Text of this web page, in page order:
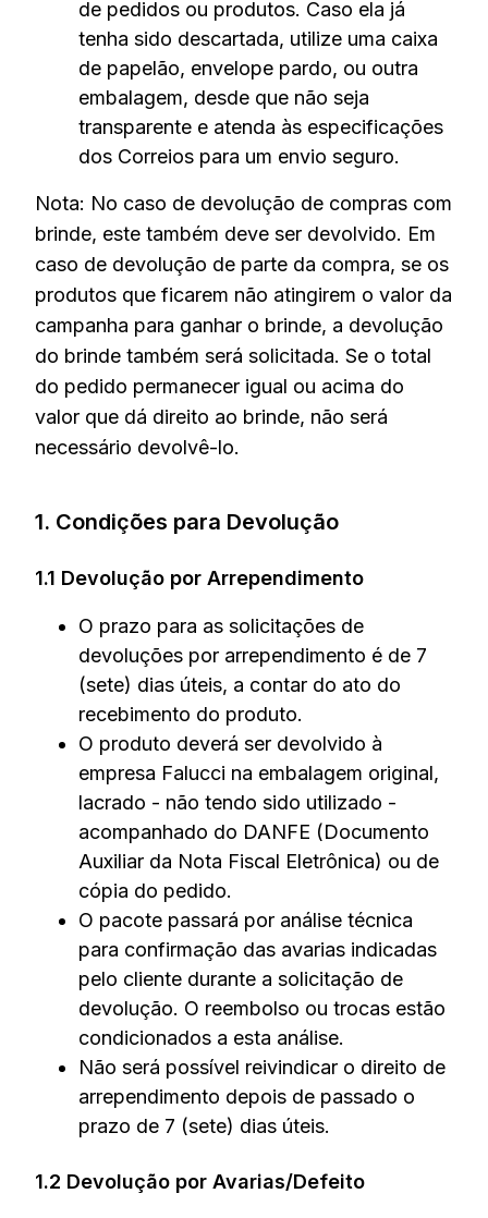
de pedidos ou produtos. Caso ela já
tenha sido descartada, utilize uma caixa
de papelão, envelope pardo, ou outra
embalagem, desde que não seja
transparente e atenda às especificações
dos Correios para um envio seguro.
Nota: No caso de devolução de compras com
brinde, este também deve ser devolvido. Em
caso de devolução de parte da compra, se os
produtos que ficarem não atingirem o valor da
campanha para ganhar o brinde, a devolução
do brinde também será solicitada. Se o total
do pedido permanecer igual ou acima do
valor que dá direito ao brinde, não será
necessário devolvê-lo.
1. Condições para Devolução
1.1 Devolução por Arrependimento
O prazo para as solicitações de
devoluções por arrependimento é de 7
(sete) dias úteis, a contar do ato do
recebimento do produto.
O produto deverá ser devolvido à
empresa Falucci na embalagem original,
lacrado - não tendo sido utilizado -
acompanhado do DANFE (Documento
Auxiliar da Nota Fiscal Eletrônica) ou de
cópia do pedido.
O pacote passará por análise técnica
para confirmação das avarias indicadas
pelo cliente durante a solicitação de
devolução. O reembolso ou trocas estão
condicionados a esta análise.
Não será possível reivindicar o direito de
arrependimento depois de passado o
prazo de 7 (sete) dias úteis.
1.2 Devolução por Avarias/Defeito